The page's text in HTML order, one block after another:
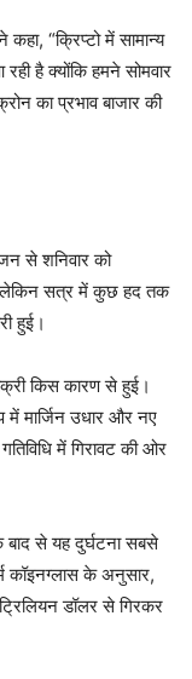
“क्रिप्टो में सामान्य
है क्योंकि हमने सोमवार
का प्रभाव बाजार की
से शनिवार को
लेकिन सत्र में कुछ हद तक
हुई।
किस कारण से हुई।
मार्जिन उधार और नए
में गिरावट की ओर
बाद से यह दुर्घटना सबसे
कॉइनग्लास के अनुसार,
डॉलर से गिरकर